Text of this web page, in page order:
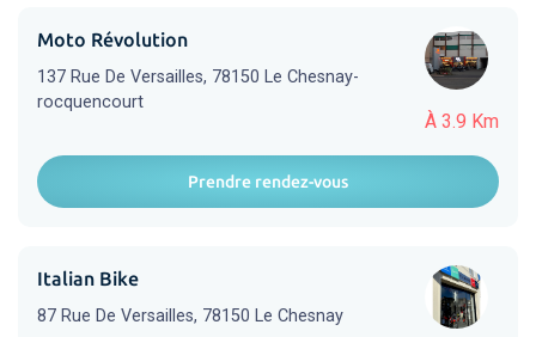
À 3.9 Km
Moto Révolution
137 Rue De Versailles, 78150 Le Chesnay-
rocquencourt
Prendre rendez-vous
Italian Bike
87 Rue De Versailles, 78150 Le Chesnay